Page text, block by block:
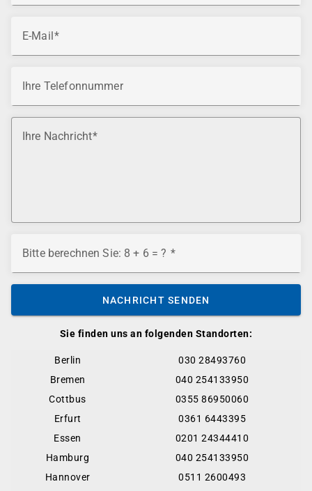
Sie finden uns an folgenden Standorten:
Berlin
030 28493760
Bremen
040 254133950
Cottbus
0355 86950060
Erfurt
0361 6443395
Essen
0201 24344410
Hamburg
040 254133950
Hannover
0511 2600493
E-Mail
Ihre Telefonnummer
Ihre Nachricht
Bitte berechnen Sie: 8 + 6 = ?
NACHRICHT SENDEN